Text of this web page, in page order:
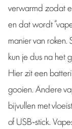
verwarmd zodat
en dat wordt
manier van
kun je dus na het
Hier zit een
gooien. Andere
bijvullen met
of USB-stick.